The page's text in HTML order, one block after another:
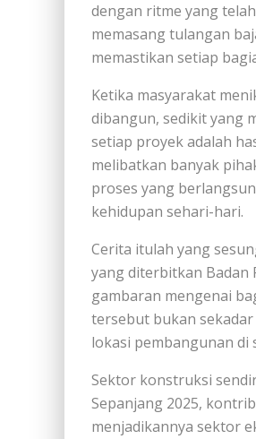
dengan ritme yang
memasang tulangan
memastikan setiap
Ketika masyarakat
dibangun, sedikit yang
setiap proyek adalah
melibatkan banyak
proses yang
kehidupan sehari-hari.
Cerita itulah yang
yang diterbitkan Badan
gambaran mengenai
tersebut bukan
lokasi pembangunan di
Sektor konstruksi
Sepanjang 2025,
menjadikannya sektor